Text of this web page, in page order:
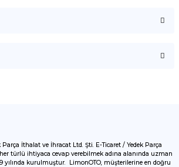
için teşekkür ederiz.
bozuk veya görüntülenemiyor.
İthalat ve İhracat Ltd. Şti. E-Ticaret / Yedek Parça
türlü ihtiyaca cevap verebilmek adına alanında uzman
yılında kurulmuştur. LimonOTO, müşterilerine en doğru